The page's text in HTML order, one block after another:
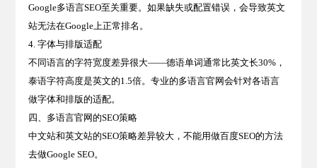
Google多语言SEO至关重要。如果缺失或配置错误，会导致英文
站无法在Google上正常排名。
4. 字体与排版适配
不同语言的字符宽度差异很大——德语单词通常比英文长30%，
泰语字符高度是英文的1.5倍。专业的多语言官网会针对各语言
做字体和排版的适配。
四、多语言官网的SEO策略
中文站和英文站的SEO策略差异较大，不能用做百度SEO的方法
去做Google SEO。